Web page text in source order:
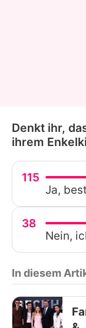
Denkt ihr,
ihrem
115
Ja,
38
Nein,
In diesem